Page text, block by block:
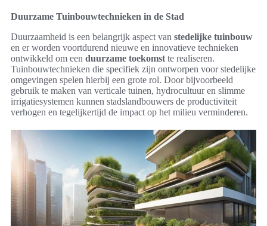
Duurzame Tuinbouwtechnieken in de Stad
Duurzaamheid is een belangrijk aspect van stedelijke tuinbouw
en er worden voortdurend nieuwe en innovatieve technieken
ontwikkeld om een duurzame toekomst te realiseren.
Tuinbouwtechnieken die specifiek zijn ontworpen voor stedelijke
omgevingen spelen hierbij een grote rol. Door bijvoorbeeld
gebruik te maken van verticale tuinen, hydrocultuur en slimme
irrigatiesystemen kunnen stadslandbouwers de productiviteit
verhogen en tegelijkertijd de impact op het milieu verminderen.